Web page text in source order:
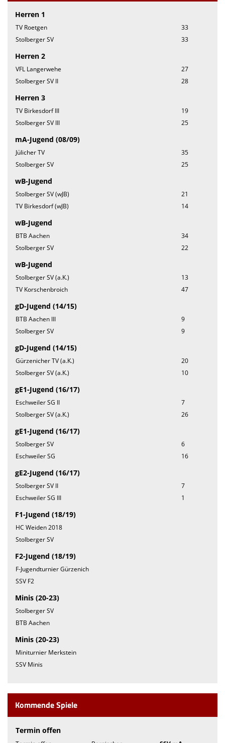
Herren 1
TV Roetgen
33
Stolberger SV
33
Herren 2
VFL Langerwehe
27
Stolberger SV II
28
Herren 3
TV Birkesdorf III
19
Stolberger SV III
25
mA-Jugend (08/09)
Jülicher TV
35
Stolberger SV
25
wB-Jugend
Stolberger SV (wJB)
21
TV Birkesdorf (wJB)
14
wB-Jugend
BTB Aachen
34
Stolberger SV
22
wB-Jugend
Stolberger SV (a.K.)
13
TV Korschenbroich
47
gD-Jugend (14/15)
BTB Aachen III
9
Stolberger SV
9
gD-Jugend (14/15)
Gürzenicher TV (a.K.)
20
Stolberger SV (a.K.)
10
gE1-Jugend (16/17)
Eschweiler SG II
7
Stolberger SV (a.K.)
26
gE1-Jugend (16/17)
Stolberger SV
6
Eschweiler SG
16
gE2-Jugend (16/17)
Stolberger SV II
7
Eschweiler SG III
1
F1-Jugend (18/19)
HC Weiden 2018
Stolberger SV
F2-Jugend (18/19)
F-Jugendturnier Gürzenich
SSV F2
Minis (20-23)
Stolberger SV
BTB Aachen
Minis (20-23)
Miniturnier Merkstein
SSV Minis
Kommende Spiele
Termin offen